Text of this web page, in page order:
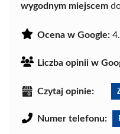
wygodnym miejscem
Ocena w Google:
Liczba opinii w
Czytaj opinie:
Numer telefonu: